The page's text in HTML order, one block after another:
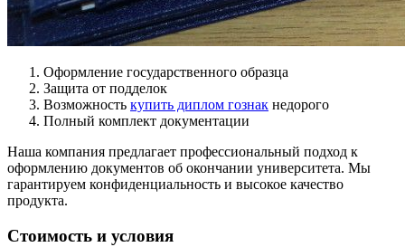
Оформление государственного образца
Защита от подделок
Возможность купить диплом гознак недорого
Полный комплект документации
Наша компания предлагает профессиональный подход к
оформлению документов об окончании университета. Мы
гарантируем конфиденциальность и высокое качество
продукта.
Стоимость и условия